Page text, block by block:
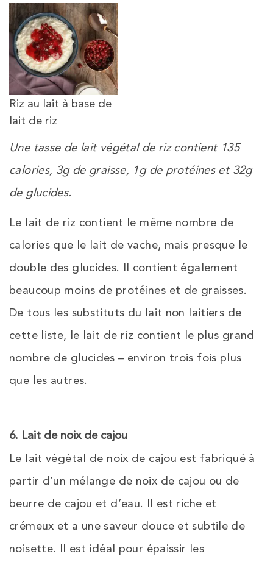
Riz au lait à base de
lait de riz
Une tasse de lait végétal de riz contient 135
calories, 3g de graisse, 1g de protéines et 32g
de glucides.
Le lait de riz contient le même nombre de
calories que le lait de vache, mais presque le
double des glucides. Il contient également
beaucoup moins de protéines et de graisses.
De tous les substituts du lait non laitiers de
cette liste, le lait de riz contient le plus grand
nombre de glucides – environ trois fois plus
que les autres.
6. Lait de noix de cajou
Le lait végétal de noix de cajou est fabriqué à
partir d’un mélange de noix de cajou ou de
beurre de cajou et d’eau. Il est riche et
crémeux et a une saveur douce et subtile de
noisette. Il est idéal pour épaissir les